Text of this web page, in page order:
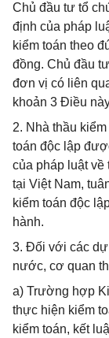
Chủ đầu tư tổ
định của pháp
kiểm toán theo
đồng. Chủ đầu
đơn vị có liên
khoản 3 Điều
2. Nhà thầu
toán độc lập
của pháp luật về
tại Việt Nam,
kiểm toán độc
hành.
3. Đối với các
nước, cơ quan
a) Trường hợp
thực hiện kiểm
kiểm toán, kết